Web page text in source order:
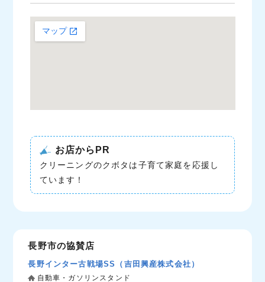
お店からPR
クリーニングのクボタは子育て家庭を応援し
ています！
長野市の協賛店
長野インター古戦場SS（吉田興産株式会社）
自動車・ガソリンスタンド